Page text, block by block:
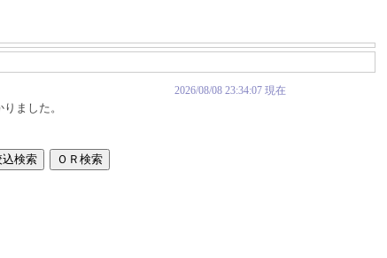
2026/08/08 23:34:07 現在
ました。